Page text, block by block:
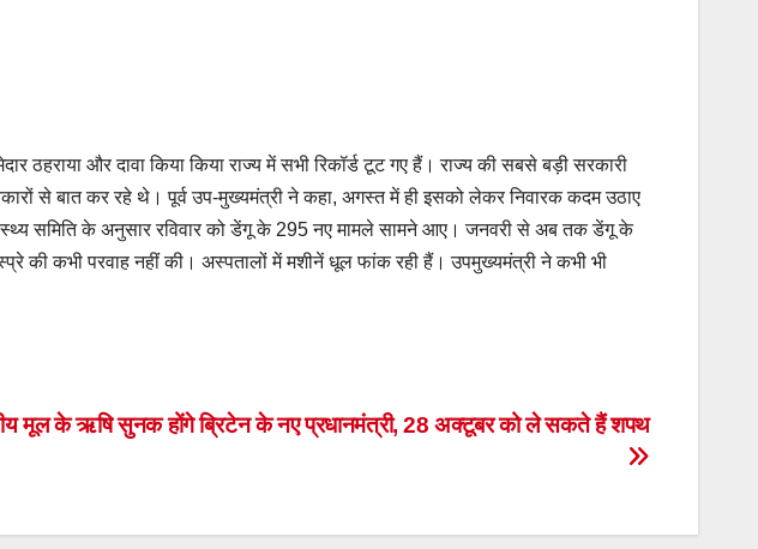
ठहराया और दावा किया किया राज्य में सभी रिकॉर्ड टूट गए हैं। राज्य की सबसे बड़ी सरकारी
से बात कर रहे थे। पूर्व उप-मुख्यमंत्री ने कहा, अगस्त में ही इसको लेकर निवारक कदम उठाए
समिति के अनुसार रविवार को डेंगू के 295 नए मामले सामने आए। जनवरी से अब तक डेंगू के
की कभी परवाह नहीं की। अस्पतालों में मशीनें धूल फांक रही हैं। उपमुख्यमंत्री ने कभी भी
मूल के ऋषि सुनक होंगे ब्रिटेन के नए प्रधानमंत्री, 28 अक्टूबर को ले सकते हैं शपथ